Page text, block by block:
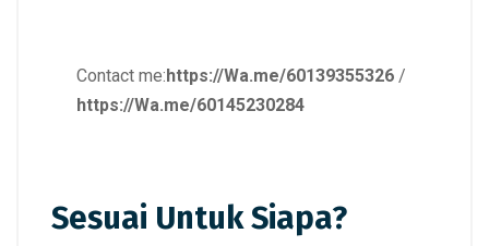
Contact me:https://Wa.me/60139355326 /
https://Wa.me/60145230284
Sesuai Untuk Siapa?